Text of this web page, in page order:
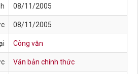
08/11/2005
08/11/2005
Công văn
Văn bản chính thức